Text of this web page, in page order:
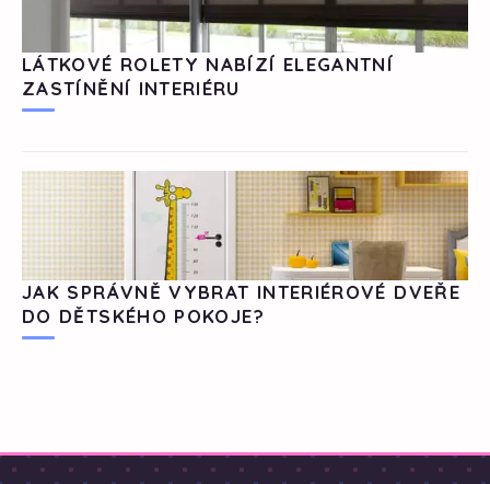
LÁTKOVÉ ROLETY NABÍZÍ ELEGANTNÍ
ZASTÍNĚNÍ INTERIÉRU
JAK SPRÁVNĚ VYBRAT INTERIÉROVÉ DVEŘE
DO DĚTSKÉHO POKOJE?